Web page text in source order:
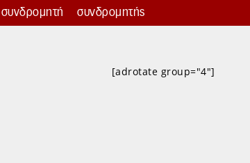
συνδρομητής
[adrotate group="4"]